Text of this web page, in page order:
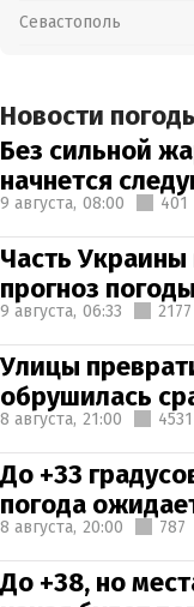
Севастополь
Новости
Без сильной
начнется
9 августа, 08:00 401
Часть
прогноз
9 августа, 06:33 2177
Улицы
обрушилась
8 августа, 21:00 4531
До +33
погода
8 августа, 20:00 787
До +38, но